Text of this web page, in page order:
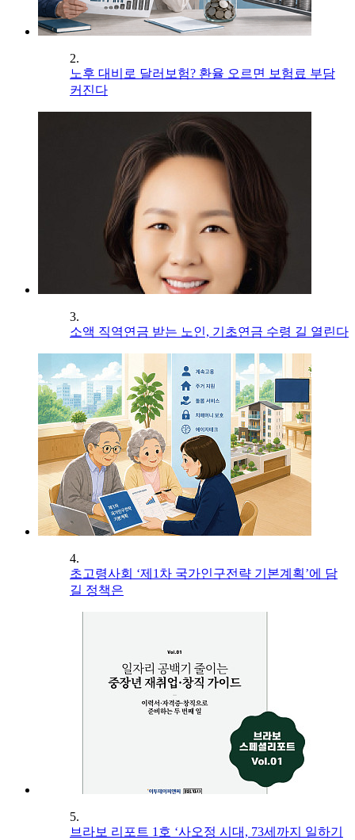
2.
노후 대비로 달러보험? 환율 오르면 보험료 부담
커진다
3.
소액 직역연금 받는 노인, 기초연금 수령 길 열린다
4.
초고령사회 ‘제1차 국가인구전략 기본계획’에 담
길 정책은
5.
브라보 리포트 1호 ‘사오정 시대, 73세까지 일하기